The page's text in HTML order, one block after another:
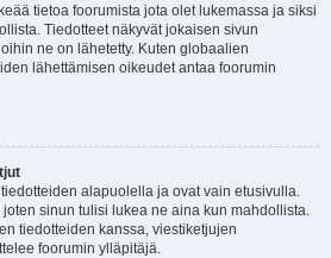
tietoa foorumista jota olet lukemassa ja siksi
Tiedotteet näkyvät jokaisen sivun
ne on lähetetty. Kuten globaalien
lähettämisen oikeudet antaa foorumin
alapuolella ja ovat vain etusivulla.
sinun tulisi lukea ne aina kun mahdollista.
tiedotteiden kanssa, viestiketjujen
foorumin ylläpitäjä.